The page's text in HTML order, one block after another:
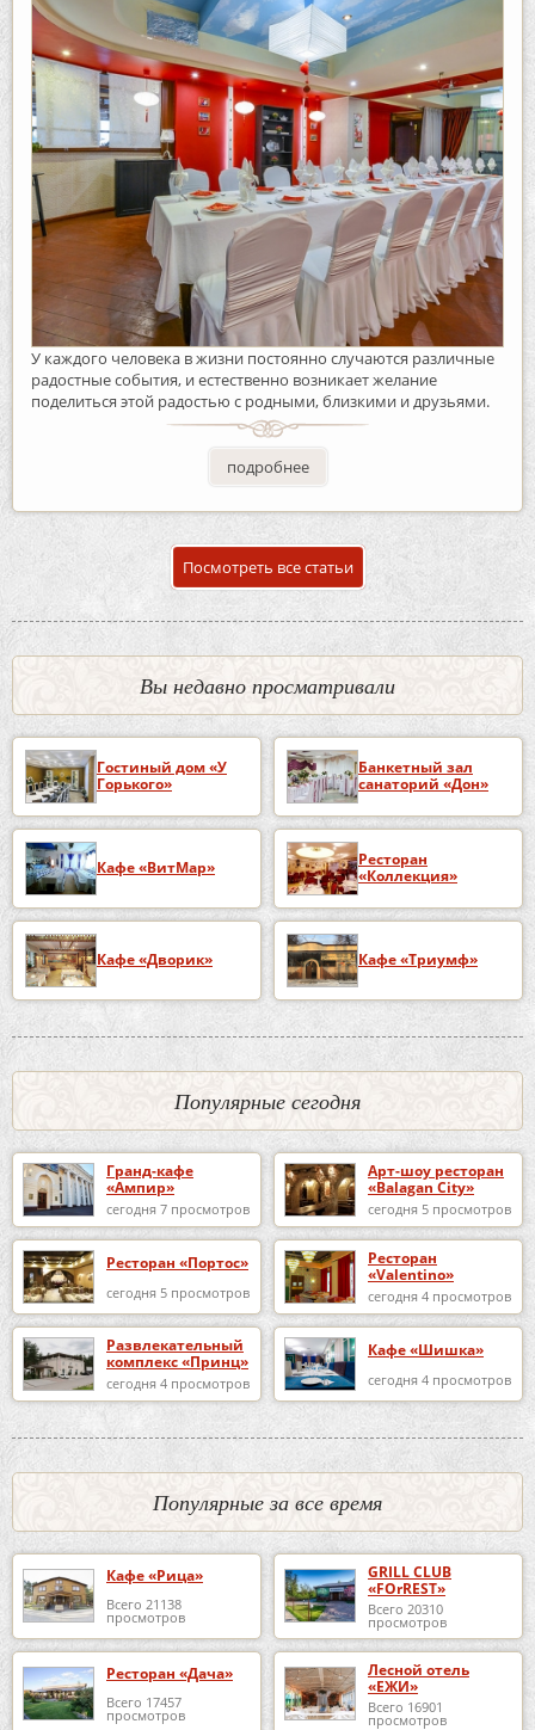
У каждого человека в жизни постоянно случаются различные
радостные события, и естественно возникает желание
поделиться этой радостью с родными, близкими и друзьями.
подробнее
Посмотреть все статьи
Вы недавно просматривали
Гостиный дом «У
Горького»
Банкетный зал
санаторий «Дон»
Кафе «ВитМар»
Ресторан
«Коллекция»
Кафе «Дворик» Кафе «Триумф»
Популярные сегодня
Гранд-кафе
«Ампир»
сегодня 7 просмотров
Арт-шоу ресторан
«Balagan City»
сегодня 5 просмотров
Ресторан «Портос»
сегодня 5 просмотров
Ресторан
«Valentino»
сегодня 4 просмотров
Развлекательный
комплекс «Принц»
сегодня 4 просмотров
Кафе «Шишка»
сегодня 4 просмотров
Популярные за все время
Кафе «Рица»
Всего 21138
просмотров
GRILL CLUB
«FOrREST»
Всего 20310
просмотров
Ресторан «Дача»
Всего 17457
просмотров
Лесной отель
«ЕЖИ»
Всего 16901
просмотров